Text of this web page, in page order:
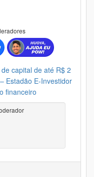
capital de até R$ 2
Estadão E-Investidor
financeiro